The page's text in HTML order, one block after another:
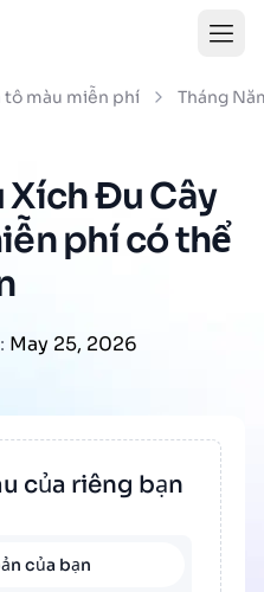
tô màu miễn phí Tháng
Xích Đu Cây
phí có thể
May 25, 2026
của riêng bạn
của bạn